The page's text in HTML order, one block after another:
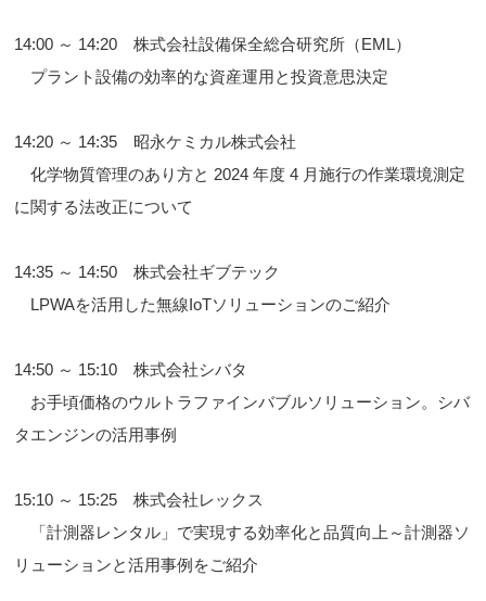
14:00 ～ 14:20 株式会社設備保全総合研究所（EML）
プラント設備の効率的な資産運用と投資意思決定
14:20 ～ 14:35 昭永ケミカル株式会社
化学物質管理のあり方と 2024 年度 4 月施行の作業環境測定
に関する法改正について
14:35 ～ 14:50 株式会社ギブテック
LPWAを活用した無線IoTソリューションのご紹介
14:50 ～ 15:10 株式会社シバタ
お手頃価格のウルトラファインバブルソリューション。シバ
タエンジンの活用事例
15:10 ～ 15:25 株式会社レックス
「計測器レンタル」で実現する効率化と品質向上～計測器ソ
リューションと活用事例をご紹介